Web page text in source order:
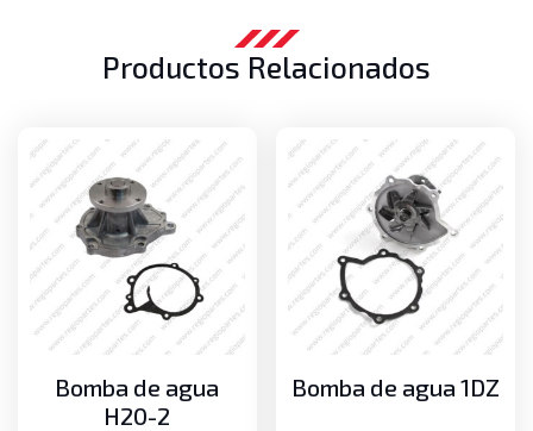
Productos Relacionados
Bomba de agua
H20-2
Bomba de agua 1DZ